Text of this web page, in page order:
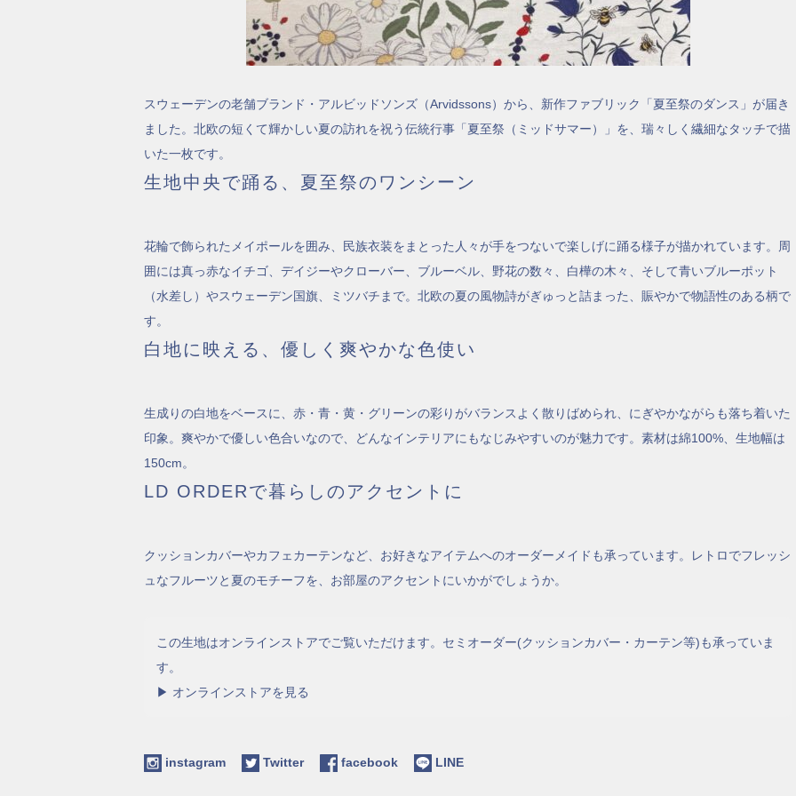
スウェーデンの老舗ブランド・アルビッドソンズ（Arvidssons）から、新作ファブリック「夏至祭のダンス」が届き
ました。北欧の短くて輝かしい夏の訪れを祝う伝統行事「夏至祭（ミッドサマー）」を、瑞々しく繊細なタッチで描
いた一枚です。
生地中央で踊る、夏至祭のワンシーン
花輪で飾られたメイポールを囲み、民族衣装をまとった人々が手をつないで楽しげに踊る様子が描かれています。周
囲には真っ赤なイチゴ、デイジーやクローバー、ブルーベル、野花の数々、白樺の木々、そして青いブルーポット
（水差し）やスウェーデン国旗、ミツバチまで。北欧の夏の風物詩がぎゅっと詰まった、賑やかで物語性のある柄で
す。
白地に映える、優しく爽やかな色使い
生成りの白地をベースに、赤・青・黄・グリーンの彩りがバランスよく散りばめられ、にぎやかながらも落ち着いた
印象。爽やかで優しい色合いなので、どんなインテリアにもなじみやすいのが魅力です。素材は綿100%、生地幅は
150cm。
LD ORDERで暮らしのアクセントに
クッションカバーやカフェカーテンなど、お好きなアイテムへのオーダーメイドも承っています。レトロでフレッシ
ュなフルーツと夏のモチーフを、お部屋のアクセントにいかがでしょうか。
この生地はオンラインストアでご覧いただけます。セミオーダー(クッションカバー・カーテン等)も承っていま
す。
▶ オンラインストアを見る
instagram Twitter facebook LINE